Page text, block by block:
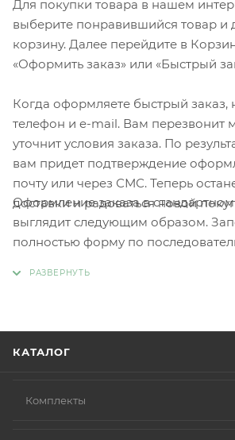
Для покупки товара в нашем
выберите понравившийся товар и
корзину. Далее перейдите в
«Оформить заказ» или «Быстрый
Когда оформляете быстрый
телефон и e-mail. Вам перезвонит
уточнит условия заказа. По
вам придет подтверждение
почту или через СМС. Теперь
доставки и радоваться новой
Оформление заказа в
выглядит следующим образом.
полностью форму по
КАТАЛОГ
Комплекты